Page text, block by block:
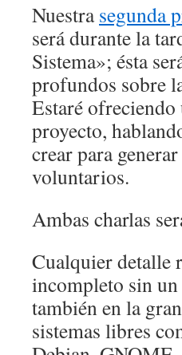
Nuestrasegunda
será durante la
Sistema»; ésta
profundos sobre
Estaré ofreciendo
proyecto,
crear para
voluntarios.
Ambas charlas
Cualquier detalle
incompleto sin
también en la
sistemas libres